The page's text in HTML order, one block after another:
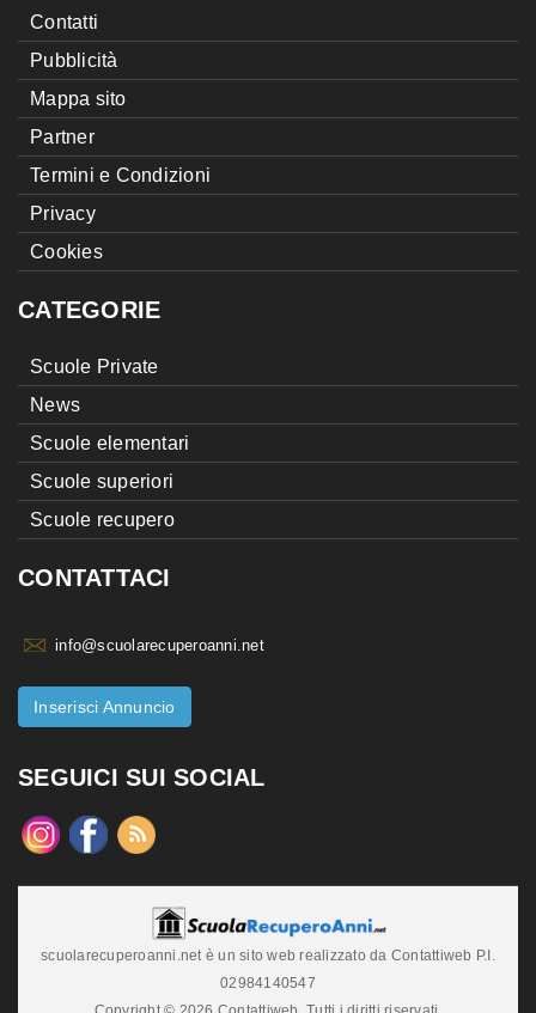
Contatti
Pubblicità
Mappa sito
Partner
Termini e Condizioni
Privacy
Cookies
CATEGORIE
Scuole Private
News
Scuole elementari
Scuole superiori
Scuole recupero
CONTATTACI
info@scuolarecuperoanni.net
Inserisci Annuncio
SEGUICI SUI SOCIAL
scuolarecuperoanni.net è un sito web realizzato da Contattiweb P.I.
02984140547